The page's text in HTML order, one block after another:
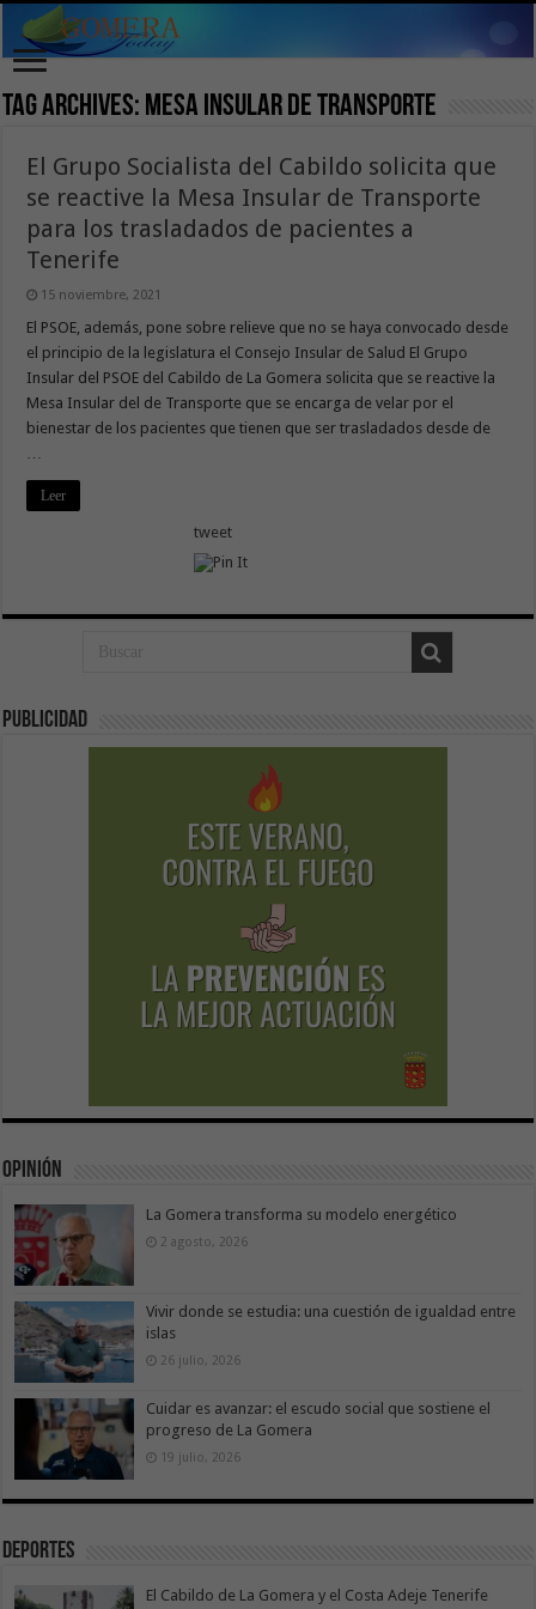
Tag Archives: Mesa Insular de Transporte
El Grupo Socialista del Cabildo solicita que
se reactive la Mesa Insular de Transporte
para los trasladados de pacientes a
Tenerife
15 noviembre, 2021
El PSOE, además, pone sobre relieve que no se haya convocado desde
el principio de la legislatura el Consejo Insular de Salud El Grupo
Insular del PSOE del Cabildo de La Gomera solicita que se reactive la
Mesa Insular del de Transporte que se encarga de velar por el
bienestar de los pacientes que tienen que ser trasladados desde de
Leer
tweet
Publicidad
Opinión
La Gomera transforma su modelo energético
2 agosto, 2026
Vivir donde se estudia: una cuestión de igualdad entre
islas
26 julio, 2026
Cuidar es avanzar: el escudo social que sostiene el
progreso de La Gomera
19 julio, 2026
Deportes
El Cabildo de La Gomera y el Costa Adeje Tenerife